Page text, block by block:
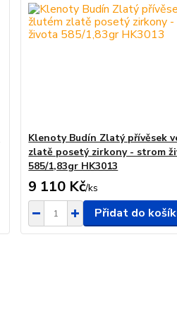
Klenoty Budín Zlatý přívěsek
zlatě posetý zirkony - strom
585/1,83gr HK3013
9 110 Kč/ks
Přidat do